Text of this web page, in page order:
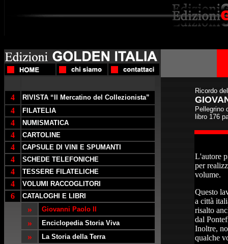
4 RIVISTA “Il Mercatino del Collezionista”
4 FILATELIA
4 NUMISMATICA
4 CARTOLINE
4 CAPSULE DI VINI E SPUMANTI
4 SCHEDE TELEFONICHE
4 TESSERE FILATELICHE
4 VOLUMI RACCOGLITORI
6 CATALOGHI E LIBRI
» Giovanni Paolo II
» Enciclopedia Storia Viva
» La Storia della Terra
Ricordo
Pellegrino
libro 176
L'autore
per
volume.
Questo
a città
risalto
dal
Inoltre,
qualche